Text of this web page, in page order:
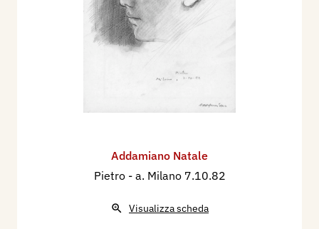
Addamiano Natale
Pietro - a. Milano 7.10.82
Visualizza scheda